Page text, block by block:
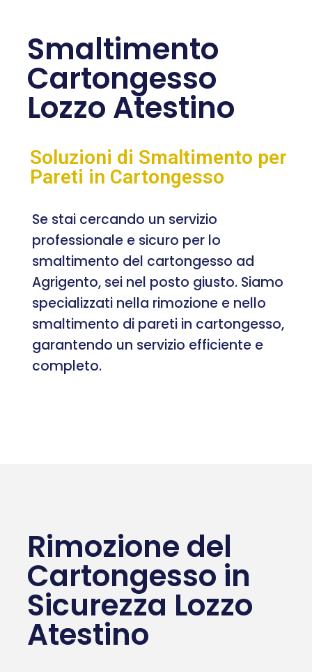
Smaltimento
Cartongesso
Lozzo Atestino
Soluzioni di Smaltimento per
Pareti in Cartongesso
Se stai cercando un servizio
professionale e sicuro per lo
smaltimento del cartongesso ad
Agrigento, sei nel posto giusto. Siamo
specializzati nella rimozione e nello
smaltimento di pareti in cartongesso,
garantendo un servizio efficiente e
completo.
Rimozione del
Cartongesso in
Sicurezza Lozzo
Atestino